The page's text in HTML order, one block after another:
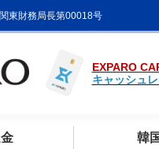
東財務局長第00018号
EXPARO
キャッシュ
韓